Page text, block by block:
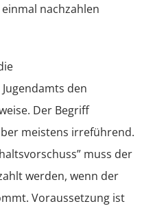
nachzahlen
den
Der Begriff
meistens irreführend.
muss der
werden, wenn der
Voraussetzung ist